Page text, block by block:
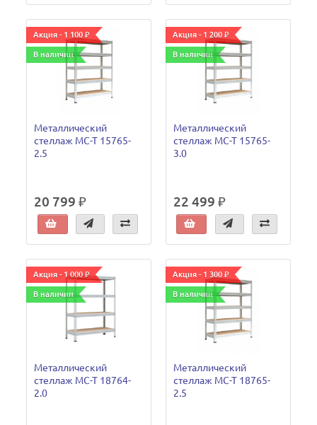
Акция - 1 100 ₽
В наличии
Металлический
стеллаж МС-Т 15765-
2.5
20 799 ₽
Акция - 1 200 ₽
В наличии
Металлический
стеллаж МС-Т 15765-
3.0
22 499 ₽
Акция - 1 000 ₽
В наличии
Металлический
стеллаж МС-Т 18764-
2.0
Акция - 1 300 ₽
В наличии
Металлический
стеллаж МС-Т 18765-
2.5